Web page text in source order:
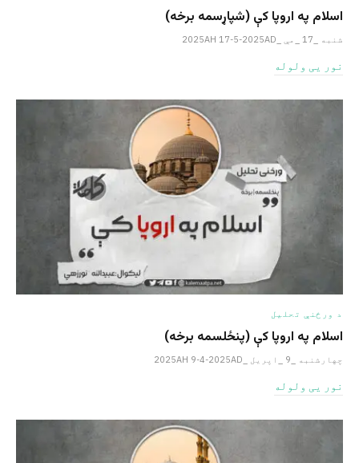
اسلام په اروپا کې (شپاړسمه برخه)
شنبه _17 _مې _2025AH 17-5-2025AD
نور یی ولوله
د ورځنې تحلیل
اسلام په اروپا کې (پنځلسمه برخه)
چهارشنبه _9 _اپریل _2025AH 9-4-2025AD
نور یی ولوله